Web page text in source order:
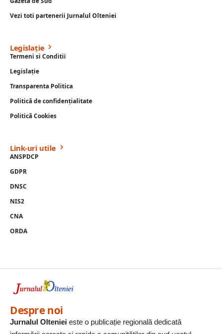
Vezi toti partenerii Jurnalul Olteniei
Legislație
Termeni si Conditii
Legislație
Transparenta Politica
Politică de confidențialitate
Politică Cookies
Link-uri utile
ANSPDCP
GDPR
DNSC
NIS2
CNA
ORDA
Despre noi
Jurnalul Olteniei este o publicație regională dedicată